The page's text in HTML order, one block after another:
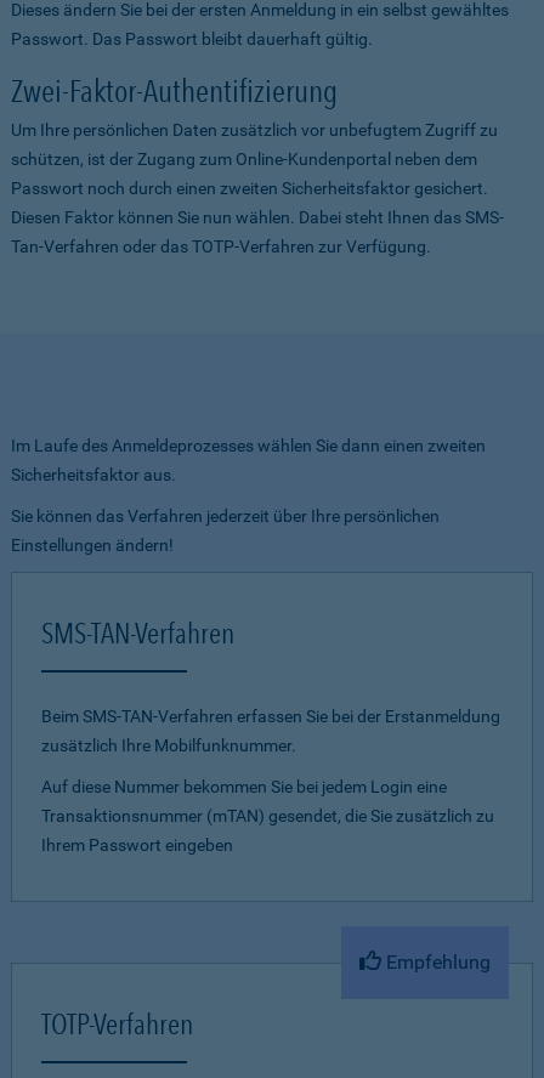
Dieses ändern Sie bei der ersten Anmeldung in ein selbst gewähltes
Passwort. Das Passwort bleibt dauerhaft gültig.
Zwei-Faktor-Authentifizierung
Um Ihre persönlichen Daten zusätzlich vor unbefugtem Zugriff zu
schützen, ist der Zugang zum Online-Kundenportal neben dem
Passwort noch durch einen zweiten Sicherheitsfaktor gesichert.
Diesen Faktor können Sie nun wählen. Dabei steht Ihnen das SMS-
Tan-Verfahren oder das TOTP-Verfahren zur Verfügung.
Im Laufe des Anmeldeprozesses wählen Sie dann einen zweiten
Sicherheitsfaktor aus.
Sie können das Verfahren jederzeit über Ihre persönlichen
Einstellungen ändern!
SMS-TAN-Verfahren
Beim SMS-TAN-Verfahren erfassen Sie bei der Erstanmeldung
zusätzlich Ihre Mobilfunknummer.
Auf diese Nummer bekommen Sie bei jedem Login eine
Transaktionsnummer (mTAN) gesendet, die Sie zusätzlich zu
Ihrem Passwort eingeben
Empfehlung
TOTP-Verfahren